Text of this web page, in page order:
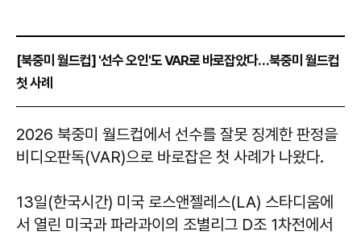
[북중미 월드컵] '선수 오인'도 VAR로 바로잡았다…북중미 월드컵
첫 사례
​​​​​​​2026 북중미 월드컵에서 선수를 잘못 징계한 판정을
비디오판독(VAR)으로 바로잡은 첫 사례가 나왔다.
13일(한국시간) 미국 로스앤젤레스(LA) 스타디움에
서 열린 미국과 파라과이의 조별리그 D조 1차전에서